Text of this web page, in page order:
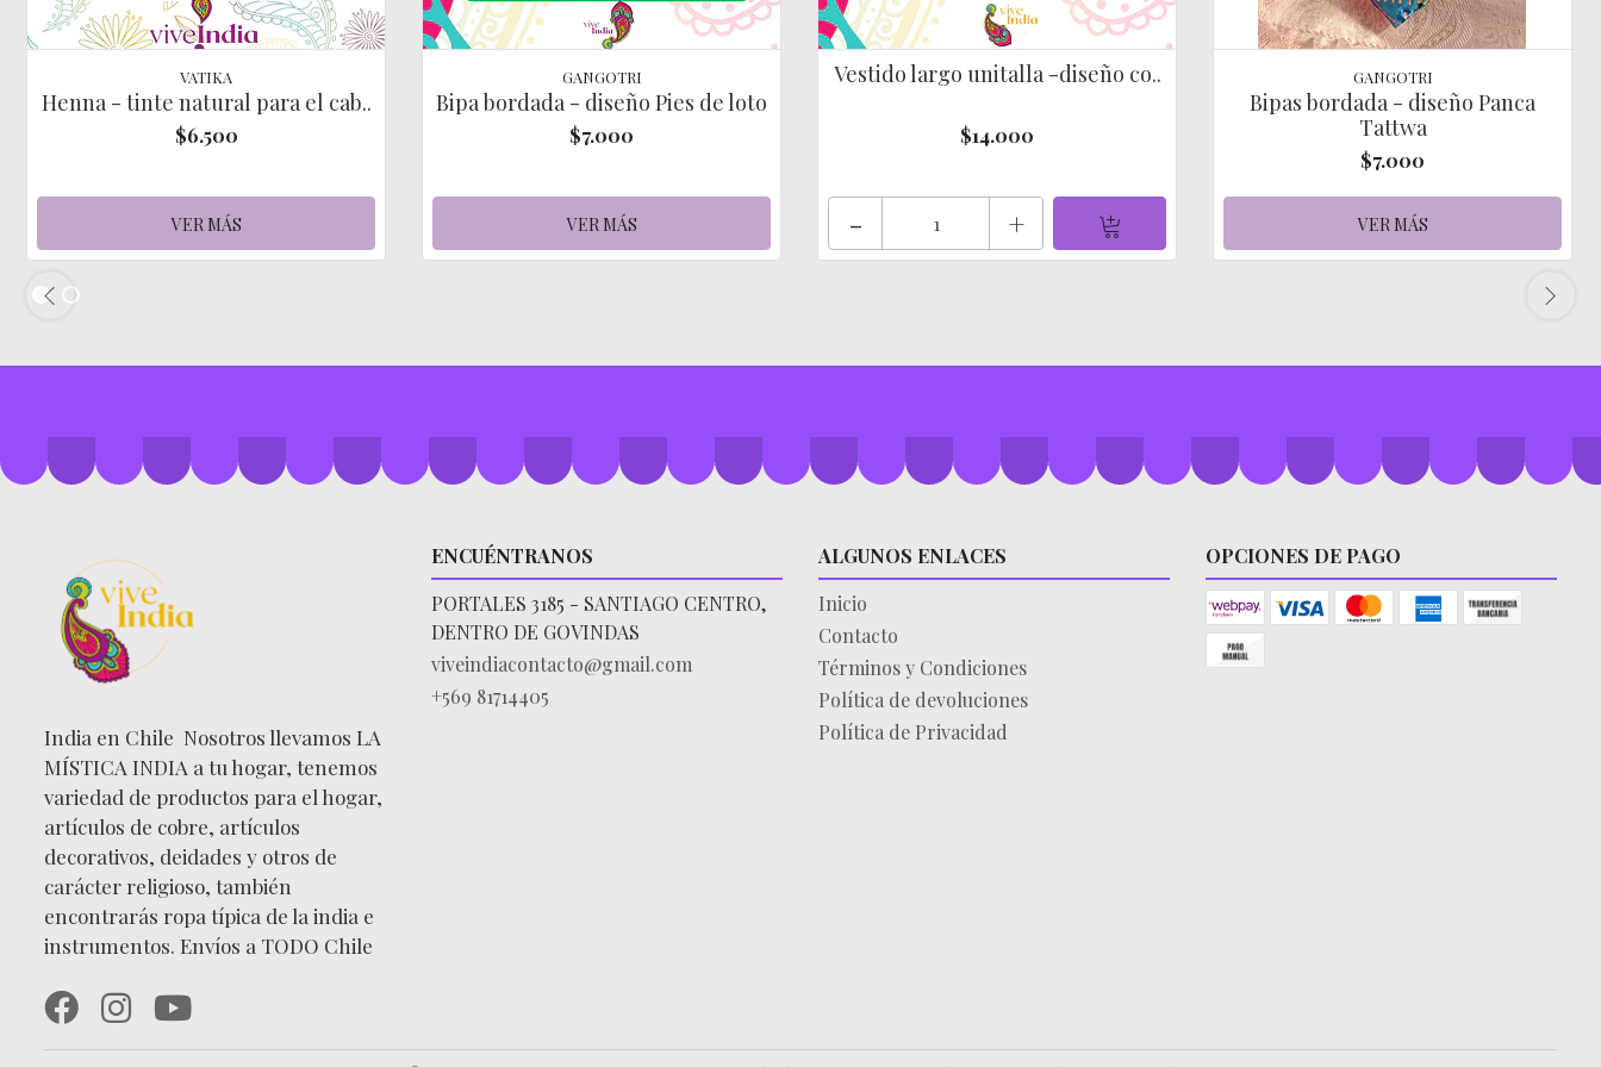
VATIKA
Henna - tinte natural para el cab..
$6.500
VER MÁS
GANGOTRI
Bipa bordada - diseño Pies de loto
$7.000
VER MÁS
Vestido largo unitalla -diseño co..
$14.000
- +
GANGOTRI
Bipas bordada - diseño Panca
Tattwa
$7.000
VER MÁS
India en Chile Nosotros llevamos LA
MÍSTICA INDIA a tu hogar, tenemos
variedad de productos para el hogar,
artículos de cobre, artículos
decorativos, deidades y otros de
carácter religioso, también
encontrarás ropa típica de la india e
instrumentos. Envíos a TODO Chile
ENCUÉNTRANOS
PORTALES 3185 - SANTIAGO CENTRO,
DENTRO DE GOVINDAS
viveindiacontacto@gmail.com
+569 81714405
ALGUNOS ENLACES
Inicio
Contacto
Términos y Condiciones
Política de devoluciones
Política de Privacidad
OPCIONES DE PAGO